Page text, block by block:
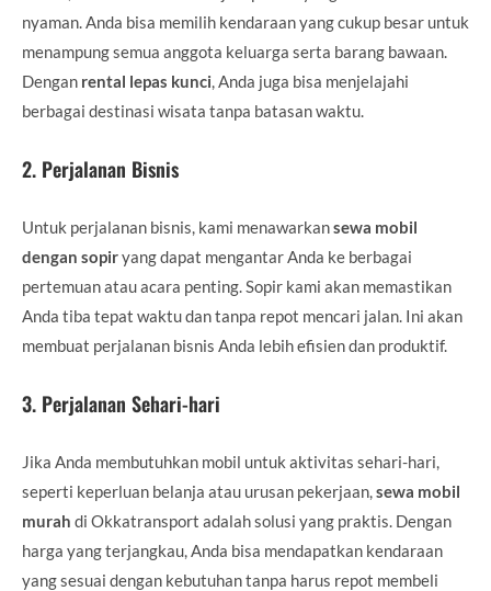
nyaman. Anda bisa memilih kendaraan yang cukup besar untuk
menampung semua anggota keluarga serta barang bawaan.
Dengan rental lepas kunci , Anda juga bisa menjelajahi
berbagai destinasi wisata tanpa batasan waktu.
2. Perjalanan Bisnis
Untuk perjalanan bisnis, kami menawarkansewa mobil
dengan sopiryang dapat mengantar Anda ke berbagai
pertemuan atau acara penting. Sopir kami akan memastikan
Anda tiba tepat waktu dan tanpa repot mencari jalan. Ini akan
membuat perjalanan bisnis Anda lebih efisien dan produktif.
3. Perjalanan Sehari-hari
Jika Anda membutuhkan mobil untuk aktivitas sehari-hari,
seperti keperluan belanja atau urusan pekerjaan, sewa mobil
murah di Okkatransport adalah solusi yang praktis. Dengan
harga yang terjangkau, Anda bisa mendapatkan kendaraan
yang sesuai dengan kebutuhan tanpa harus repot membeli